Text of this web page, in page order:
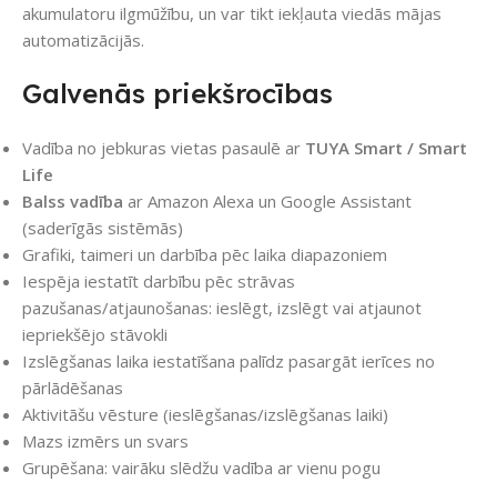
akumulatoru ilgmūžību, un var tikt iekļauta viedās mājas
automatizācijās.
Galvenās priekšrocības
Vadība no jebkuras vietas pasaulē ar TUYA Smart / Smart
Life
Balss vadība ar Amazon Alexa un Google Assistant
(saderīgās sistēmās)
Grafiki, taimeri un darbība pēc laika diapazoniem
Iespēja iestatīt darbību pēc strāvas
pazušanas/atjaunošanas: ieslēgt, izslēgt vai atjaunot
iepriekšējo stāvokli
Izslēgšanas laika iestatīšana palīdz pasargāt ierīces no
pārlādēšanas
Aktivitāšu vēsture (ieslēgšanas/izslēgšanas laiki)
Mazs izmērs un svars
Grupēšana: vairāku slēdžu vadība ar vienu pogu